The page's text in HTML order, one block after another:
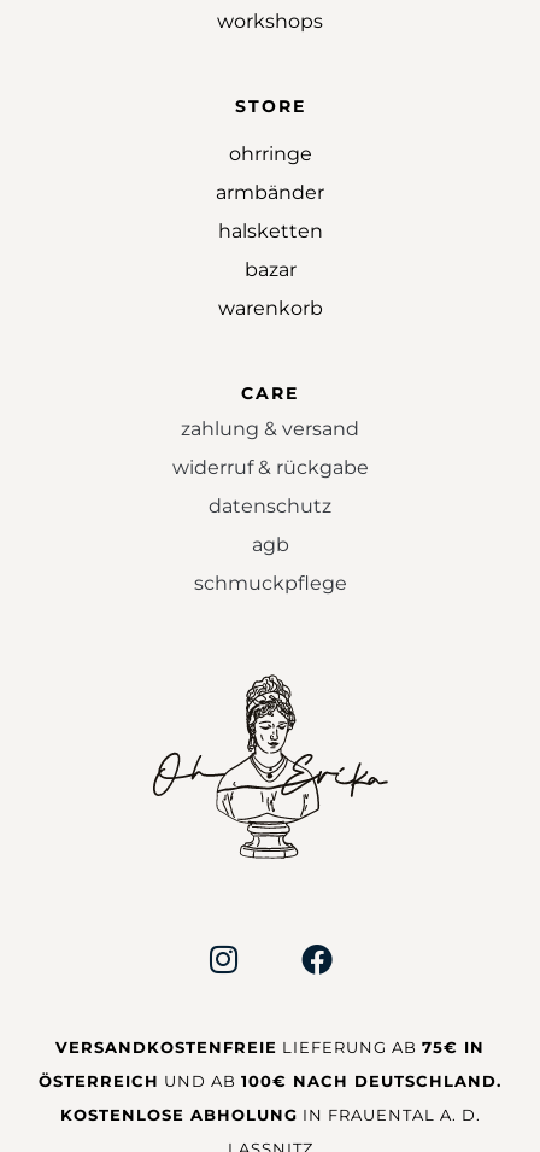
workshops
STORE
ohrringe
armbänder
halsketten
bazar
warenkorb
CARE
zahlung & versand
widerruf & rückgabe
datenschutz
agb
schmuckpflege
VERSANDKOSTENFREIE LIEFERUNG AB 75€ IN
ÖSTERREICH UND AB 100€ NACH DEUTSCHLAND.
KOSTENLOSE ABHOLUNG IN FRAUENTAL A. D.